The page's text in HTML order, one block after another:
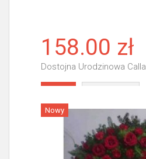
158.00 zł
Dostojna Urodzinowa Calla
Nowy